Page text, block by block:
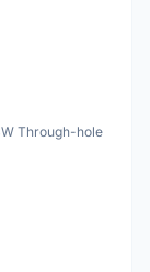
Through-hole